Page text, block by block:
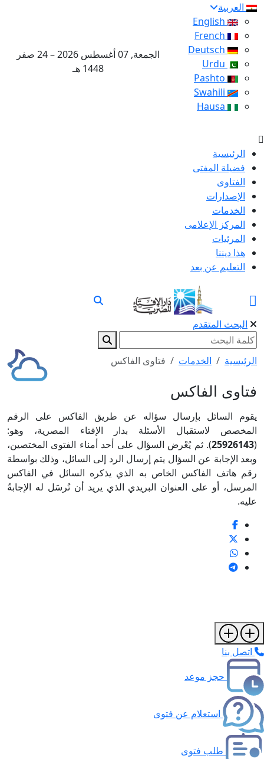
العربية
الجمعة, 07 أغسطس 2026 – 24 صفر
1448 هـ
الرئيسية
فضيلة المفتى
الفتاوى
الإصدارات
الخدمات
المركز الإعلامى
المرئيات
هذا ديننا
التعليم عن بعد
البحث المتقدم
الرئيسية الخدمات فتاوى الفاكس
فتاوى الفاكس
يقوم السائل بإرسال سؤاله عن طريق الفاكس على الرقم
المخصص لاستقبال الأسئلة بدار الإفتاء المصرية، وهو:
(
25926143). ثم يُعْرض السؤال على أحد أمناء الفتوى المختصين،
وبعد الإجابة عن السؤال يتم إرسال الرد إلى السائل، وذلك بواسطة
رقم هاتف الفاكس الخاص به الذي يذكره السائل في الفاكس
المرسل، أو على العنوان البريدي الذي يريد أن تُرسَل له الإجابةُ
عليه.
اتصل بنا
حجز موعد
استعلام عن فتوى
طلب فتوى